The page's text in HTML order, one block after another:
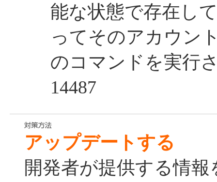
能な状態で存在し
ってそのアカウン
のコマンドを実行
14487
アップデートする
開発者が提供する情